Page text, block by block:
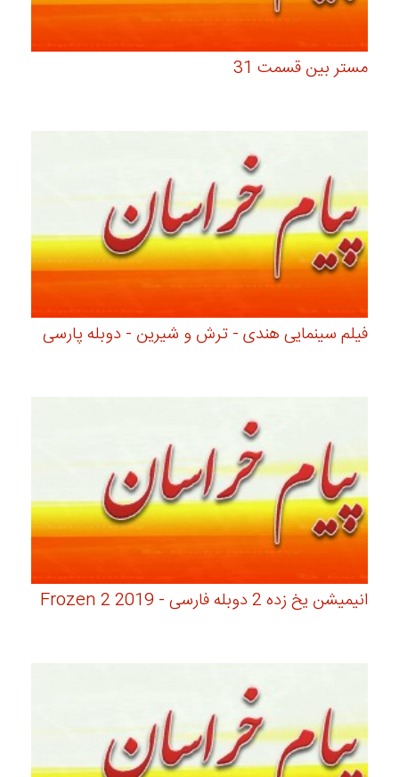
مستر بین قسمت 31
فیلم سینمایی هندی - ترش و شیرین - دوبله پارسی
انیمیشن یخ زده 2 دوبله فارسی - Frozen 2 2019